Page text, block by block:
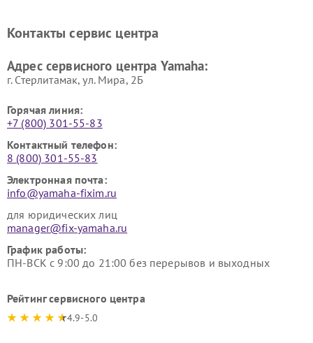
Yamaha
Yamaha
Контакты сервис центра
Адрес сервисного центра Yamaha:
г. Стерлитамак, ул. Мира, 2Б
Горячая линия:
+7 (800) 301-55-83
Контактный телефон:
8 (800) 301-55-83
Электронная почта:
info@yamaha-fixim.ru
для юридических лиц
manager@fix-yamaha.ru
График работы:
ПН-ВСК с 9:00 до 21:00 без перерывов и выходных
Рейтинг сервисного центра
4.9-5.0